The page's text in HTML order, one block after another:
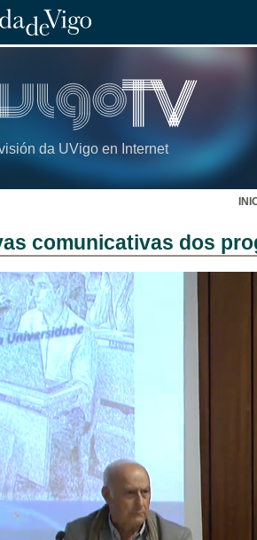
da UVigo en Internet
comunicativas dos